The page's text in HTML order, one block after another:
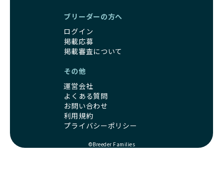
ブリーダーの方へ
ログイン
掲載応募
掲載審査について
その他
運営会社
よくある質問
お問い合わせ
利用規約
プライバシーポリシー
©Breeder Families